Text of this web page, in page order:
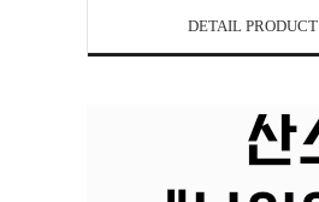
DETAIL PRODUCT